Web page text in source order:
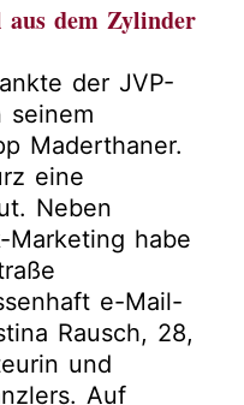
dem Zylinder
der JVP-
seinem
Maderthaner.
eine
Neben
Marketing habe
e-Mail-
Rausch, 28,
und
Auf